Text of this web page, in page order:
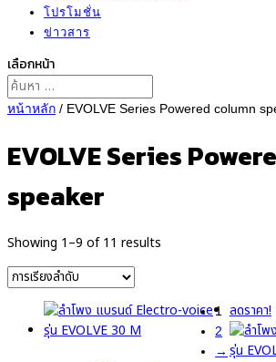
โปรโมชั่น
ข่าวสาร
เลือกหน้า
หน้าหลัก / EVOLVE Series Powered column
EVOLVE Series
speaker
Showing 1–9 of 11 results
ลดราคา!
1
2
→